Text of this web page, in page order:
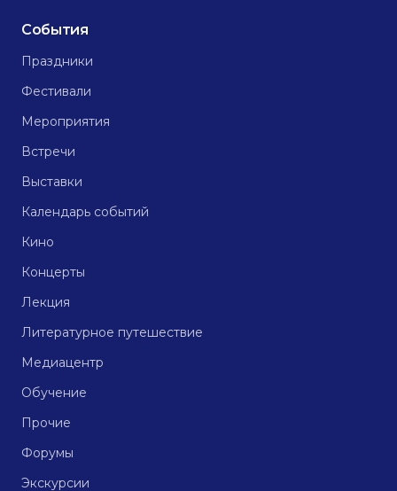
События
Праздники
Фестивали
Мероприятия
Встречи
Выставки
Календарь событий
Кино
Концерты
Лекция
Литературное путешествие
Медиацентр
Обучение
Прочие
Форумы
Экскурсии